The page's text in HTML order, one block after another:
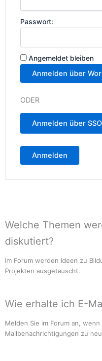
Passwort:
Angemeldet bleiben
ODER
Anmelden über SSO
Anmelden
Welche Themen
diskutiert?
Im Forum werden Ideen zu
Projekten ausgetauscht.
Wie erhalte ich E-
Melden Sie im Forum an,
Mailbenachrichtigungen zu